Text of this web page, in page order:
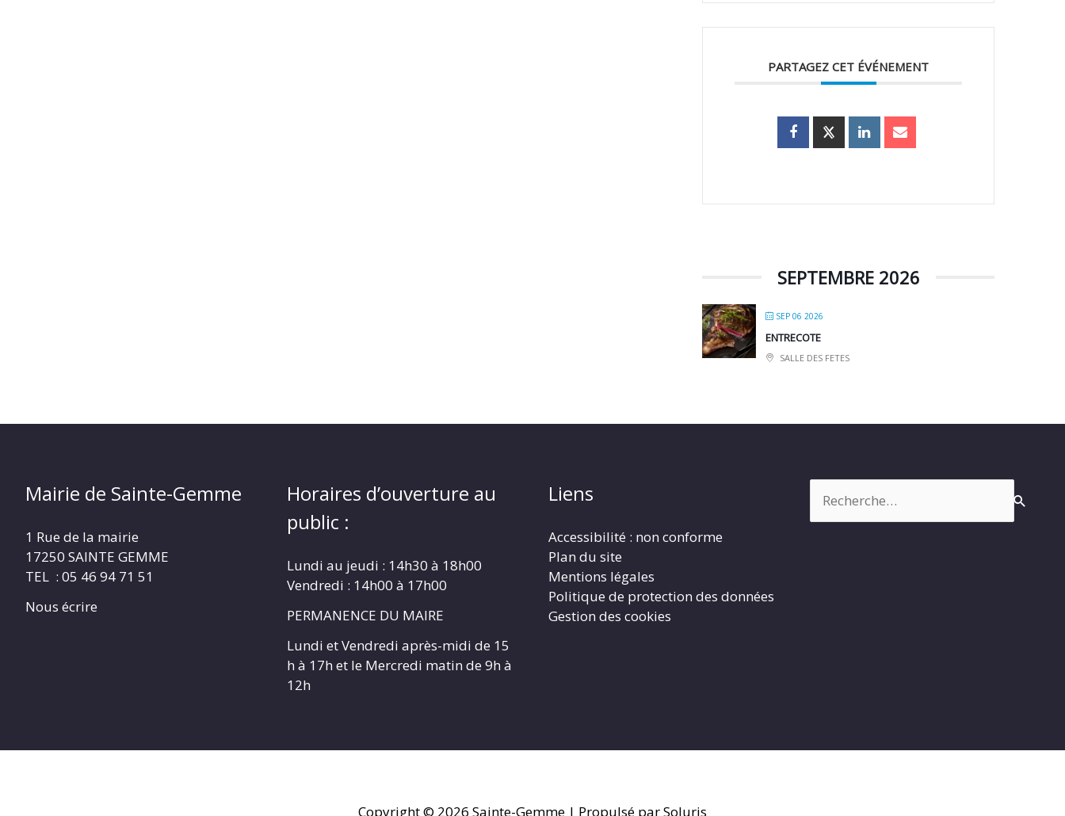
PARTAGEZ CET ÉVÉNEMENT
SEPTEMBRE 2026
SEP 06 2026
ENTRECOTE
SALLE DES FETES
Mairie de Sainte-Gemme
1 Rue de la mairie
17250 SAINTE GEMME
TEL : 05 46 94 71 51
Nous écrire
Horaires d’ouverture au
public :
Lundi au jeudi : 14h30 à 18h00
Vendredi : 14h00 à 17h00
PERMANENCE DU MAIRE
Lundi et Vendredi après-midi de 15
h à 17h et le Mercredi matin de 9h à
12h
Liens
Accessibilité : non conforme
Plan du site
Mentions légales
Politique de protection des données
Gestion des cookies
Copyright © 2026 Sainte-Gemme | Propulsé par Soluris